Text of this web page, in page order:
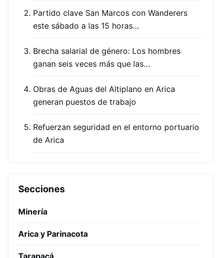
Partido clave San Marcos con Wanderers
este sábado a las 15 horas…
Brecha salarial de género: Los hombres
ganan seis veces más que las…
Obras de Aguas del Altiplano en Arica
generan puestos de trabajo
Refuerzan seguridad en el entorno portuario
de Arica
Secciones
Minería
Arica y Parinacota
Tarapacá